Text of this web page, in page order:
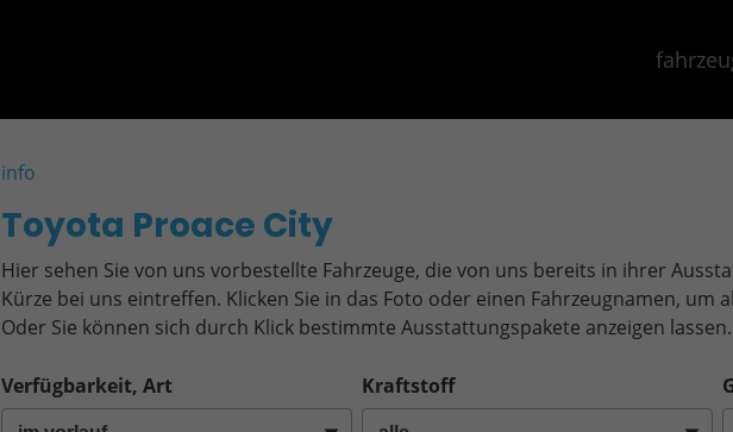
info
Toyota Proace City
Hier sehen Sie von uns vorbestellte Fahrzeuge, die von uns bereits in ihrer
Kürze bei uns eintreffen. Klicken Sie in das Foto oder einen Fahrzeugnamen, um
Oder Sie können sich durch Klick bestimmte Ausstattungspakete anzeigen lassen.
Verfügbarkeit, Art Kraftstoff